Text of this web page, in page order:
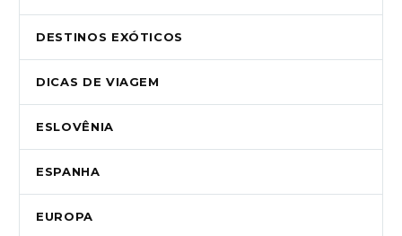
DESTINOS EXÓTICOS
DICAS DE VIAGEM
ESLOVÊNIA
ESPANHA
EUROPA